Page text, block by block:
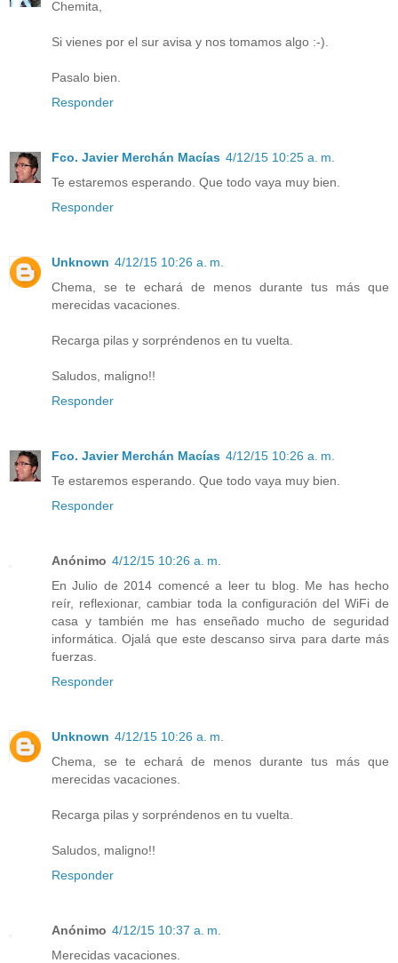
Chemita,
Si vienes por el sur avisa y nos tomamos algo :-).
Pasalo bien.
Responder
Fco. Javier Merchán Macías 4/12/15 10:25 a. m.
Te estaremos esperando. Que todo vaya muy bien.
Responder
Unknown 4/12/15 10:26 a. m.
Chema, se te echará de menos durante tus más que
merecidas vacaciones.
Recarga pilas y sorpréndenos en tu vuelta.
Saludos, maligno!!
Responder
Fco. Javier Merchán Macías 4/12/15 10:26 a. m.
Te estaremos esperando. Que todo vaya muy bien.
Responder
Anónimo 4/12/15 10:26 a. m.
En Julio de 2014 comencé a leer tu blog. Me has hecho
reír, reflexionar, cambiar toda la configuración del WiFi de
casa y también me has enseñado mucho de seguridad
informática. Ojalá que este descanso sirva para darte más
fuerzas.
Responder
Unknown 4/12/15 10:26 a. m.
Chema, se te echará de menos durante tus más que
merecidas vacaciones.
Recarga pilas y sorpréndenos en tu vuelta.
Saludos, maligno!!
Responder
Anónimo 4/12/15 10:37 a. m.
Merecidas vacaciones.